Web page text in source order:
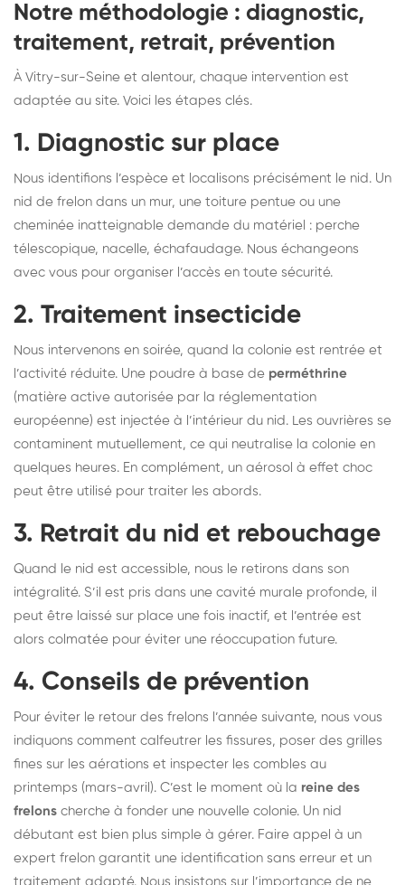
Notre méthodologie : diagnostic,
traitement, retrait, prévention
À Vitry-sur-Seine et alentour, chaque intervention est
adaptée au site. Voici les étapes clés.
1. Diagnostic sur place
Nous identifions l’espèce et localisons précisément le nid. Un
nid de frelon dans un mur, une toiture pentue ou une
cheminée inatteignable demande du matériel : perche
télescopique, nacelle, échafaudage. Nous échangeons
avec vous pour organiser l’accès en toute sécurité.
2. Traitement insecticide
Nous intervenons en soirée, quand la colonie est rentrée et
l’activité réduite. Une poudre à base de perméthrine
(matière active autorisée par la réglementation
européenne) est injectée à l’intérieur du nid. Les ouvrières se
contaminent mutuellement, ce qui neutralise la colonie en
quelques heures. En complément, un aérosol à effet choc
peut être utilisé pour traiter les abords.
3. Retrait du nid et rebouchage
Quand le nid est accessible, nous le retirons dans son
intégralité. S’il est pris dans une cavité murale profonde, il
peut être laissé sur place une fois inactif, et l’entrée est
alors colmatée pour éviter une réoccupation future.
4. Conseils de prévention
Pour éviter le retour des frelons l’année suivante, nous vous
indiquons comment calfeutrer les fissures, poser des grilles
fines sur les aérations et inspecter les combles au
printemps (mars-avril). C’est le moment où la reine des
frelons cherche à fonder une nouvelle colonie. Un nid
débutant est bien plus simple à gérer. Faire appel à un
expert frelon garantit une identification sans erreur et un
traitement adapté. Nous insistons sur l’importance de ne